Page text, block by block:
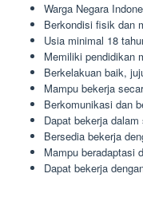
Warga Negara
Berkondisi fisik dan
Usia minimal 18
Memiliki pendidikan
Berkelakuan baik,
Mampu bekerja
Berkomunikasi dan
Dapat bekerja
Bersedia bekerja
Mampu beradaptasi
Dapat bekerja